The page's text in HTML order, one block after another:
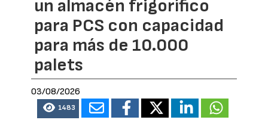
un almacén frigorífico
para PCS con capacidad
para más de 10.000
palets
03/08/2026
1483